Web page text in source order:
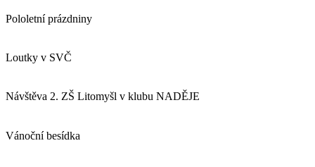
Pololetní prázdniny
Loutky v SVČ
Návštěva 2. ZŠ Litomyšl v klubu NADĚJE
Vánoční besídka